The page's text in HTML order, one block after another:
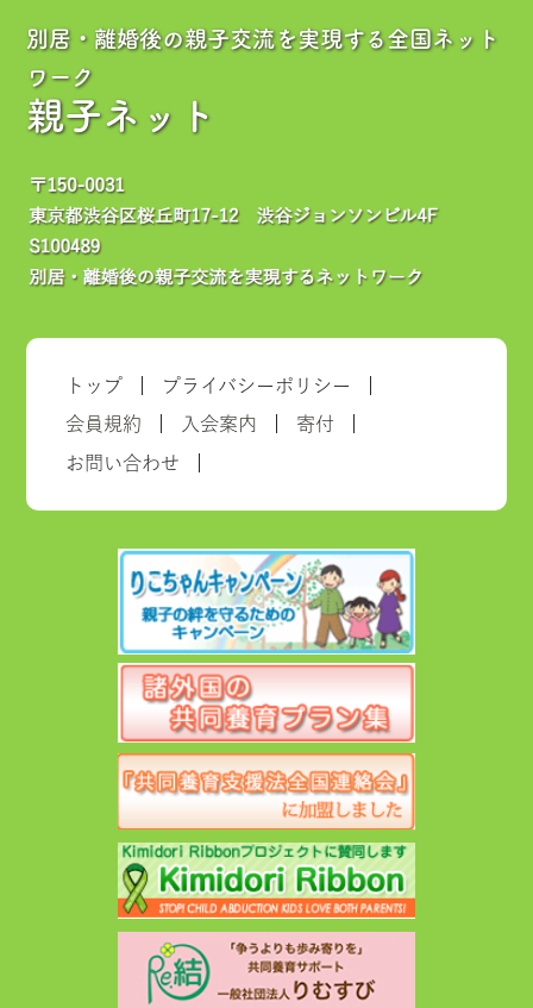
別居・離婚後の親子交流を実現する全国ネット
ワーク
親子ネット
トップ プライバシーポリシー
会員規約 入会案内 寄付
お問い合わせ